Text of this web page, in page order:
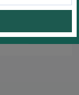
TY200 GS 6/7